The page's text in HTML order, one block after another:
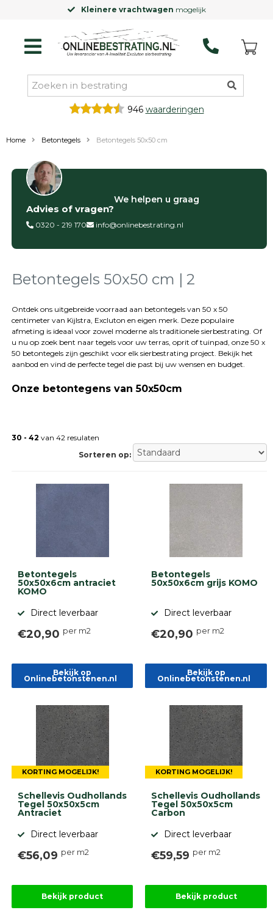
Kleinere vrachtwagen mogelijk
946 waarderingen
Home Betontegels Betontegels 50x50 cm
Filter op
Categorieën
Betontegels
tegels
Natuursteen
Terrastegels
Tuintegels
Stoeptegels
Buitentegels
Balkontegels
Sierbestrating
Sierbestrating
Muurelementen
Opsluitbanden
Betonbanden
Palissades
Stapelblokken
Tuinaarde
diversen
betonelementen
Kunstgras
Aanbiedingen
Compleet
(informatie)
Advies of vragen?
We helpen u graag
0320 - 219 170 info@onlinebestrating.nl
Betontegels 50x50 cm | 2
Ontdek ons uitgebreide voorraad aan betontegels van 50 x 50
centimeter van Kijlstra, Excluton en eigen merk. Deze populaire
afmeting is ideaal voor zowel moderne als traditionele sierbestrating. Of
u nu op zoek bent naar tegels voor uw terras, oprit of tuinpad, onze 50 x
50 betontegels zijn geschikt voor elk sierbestrating project. Bekijk het
aanbod en vind de perfecte tegel die past bij uw wensen en budget.
Onze betontegens van 50x50cm
30 - 42 van 42 resulaten
Sorteren op:
Betontegels
50x50x6cm antraciet
KOMO
Direct leverbaar
€20,90 per m2
Bekijk op
Onlinebetonstenen.nl
Betontegels
50x50x6cm grijs KOMO
Direct leverbaar
€20,90 per m2
Bekijk op
Onlinebetonstenen.nl
KORTING MOGELIJK!
Schellevis Oudhollands
Tegel 50x50x5cm
Antraciet
Direct leverbaar
€56,09 per m2
Bekijk product
KORTING MOGELIJK!
Schellevis Oudhollands
Tegel 50x50x5cm
Carbon
Direct leverbaar
€59,59 per m2
Bekijk product